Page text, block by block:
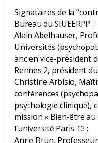
Signataires de la
Bureau du SIUEERPP :
Alain Abelhauser,
Universités
ancien vice-président
Rennes 2, président du
Christine Arbisio,
conférences
psychologie clinique),
mission « Bien-être au
l’université Paris 13 ;
Anne Brun,